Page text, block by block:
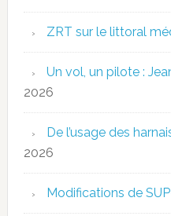
ZRT sur le littoral
Un vol, un pilote :
2026
De l’usage des
2026
Modifications de